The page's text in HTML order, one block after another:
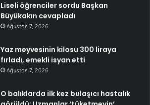
Liseli öğrenciler sordu Başkan
Büyükakın cevapladı
Ağustos 7, 2026
Yaz meyvesinin kilosu 300 liraya
fırladı, emekli isyan etti
Ağustos 7, 2026
O balıklarda ilk kez bulaşıcı hastalık